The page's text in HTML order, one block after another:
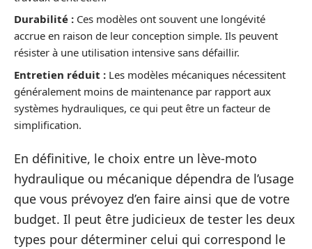
Durabilité : Ces modèles ont souvent une longévité
accrue en raison de leur conception simple. Ils peuvent
résister à une utilisation intensive sans défaillir.
Entretien réduit : Les modèles mécaniques nécessitent
généralement moins de maintenance par rapport aux
systèmes hydrauliques, ce qui peut être un facteur de
simplification.
En définitive, le choix entre un lève-moto
hydraulique ou mécanique dépendra de l’usage
que vous prévoyez d’en faire ainsi que de votre
budget. Il peut être judicieux de tester les deux
types pour déterminer celui qui correspond le